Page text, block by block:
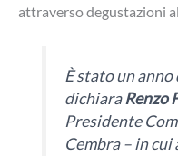
attraverso degustazioni
È stato un
dichiaraRenzo
Presidente
Cembra – in